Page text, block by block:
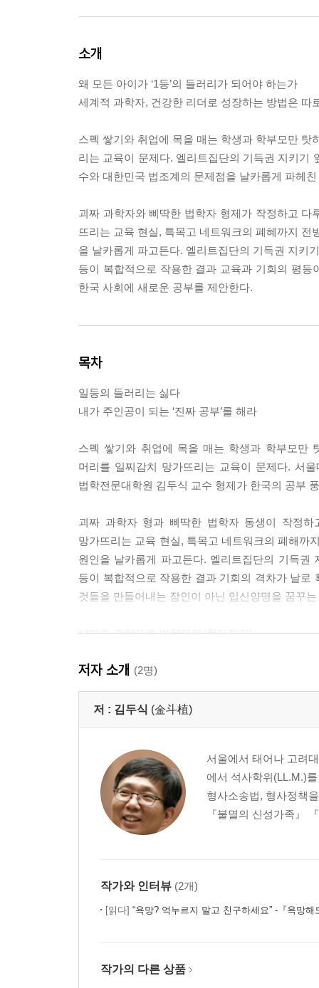
소개
왜 모든 아이가 ‘1등’의 들러리가 되어야 하는가
세계적 과학자, 건강한 리더로 성장하는 방법은 따
스펙 쌓기와 취업에 목을 매는 학생과 학부모만
리는 교육이 문제다. 엘리트집단의 기득권 지키기
수와 대한민국 법조계의 문제점을 날카롭게 파헤
괴짜 과학자와 삐딱한 법학자 형제가 작정하고
뜨리는 교육 현실, 특목고 네트워크의 폐혜까지
을 날카롭게 파고든다. 엘리트집단의 기득권 지키
등이 복합적으로 작용한 결과 교육과 기회의 평
한국 사회에 새로운 공부를 제안한다.
목차
일등의 들러리는 싫다
내가 주인공이 되는 ‘진짜 공부’를 해라
스펙 쌓기와 취업에 목을 매는 학생과 학부모만
머리를 일찌감치 망가뜨리는 교육이 문제다. 서
법학전문대학원 김두식 교수 형제가 한국의 공부
괴짜 과학자 형과 삐딱한 법학자 동생이 작정
망가뜨리는 교육 현실, 특목고 네트워크의 폐해까
원인을 날카롭게 파고든다. 엘리트집단의 기득
등이 복합적으로 작용한 결과 기회의 격차가 날
것들을 만들어내는 장인이 아닌 입신양명을 꿈꾸
남다른 과학자와 법학자의 ‘형제지기’
중요 공직에 출마하는 선배 교수의 휴직기간 연
학술연구상(2012), 한국과학상(2014)은 물론이고
김대식 교수에게 따라 붙는 이력이다. 검사로 임
형제가 나눈 평소의 대화를 가감없이 엮은 이 책
놀라지 않을 수 없다. 이 형제가 얼마나 다른지는
저자 소개 (2명)
저 : 김두식 (金斗植)
서울에서 태어나 고려
에서 석사학위(LL.M.)
형사소송법, 형사정책
『불멸의 신성가족』
작가와 인터뷰 (2개)
[읽다] “욕망? 억누르지 말고 친구하세요” -『욕망
작가의 다른 상품